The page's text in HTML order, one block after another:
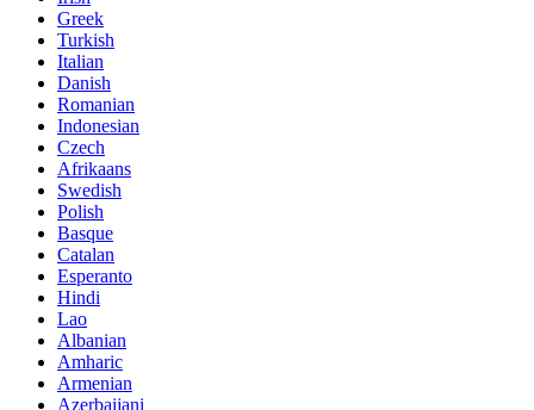
Greek
Turkish
Italian
Danish
Romanian
Indonesian
Czech
Afrikaans
Swedish
Polish
Basque
Catalan
Esperanto
Hindi
Lao
Albanian
Amharic
Armenian
Azerbaijani